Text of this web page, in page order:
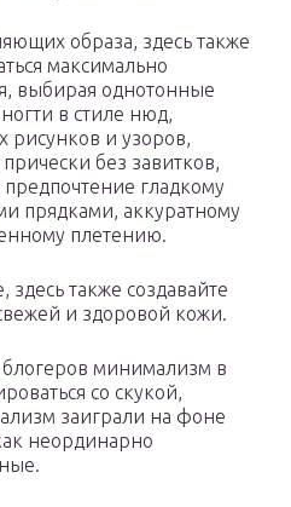
образа, здесь также
максимально
выбирая однотонные
в стиле нюд,
и узоров,
без завитков,
предпочтение гладкому
прядками, аккуратному
плетению.
здесь также создавайте
и здоровой кожи.
блогеров минимализм в
со скукой,
заиграли на фоне
неординарно